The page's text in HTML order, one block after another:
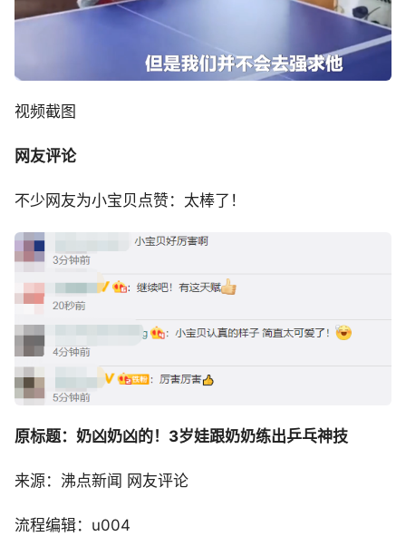
视频截图
网友评论
不少网友为小宝贝点赞：太棒了！
原标题：奶凶奶凶的！3岁娃跟奶奶练出乒乓神技
来源：沸点新闻 网友评论
流程编辑：u004